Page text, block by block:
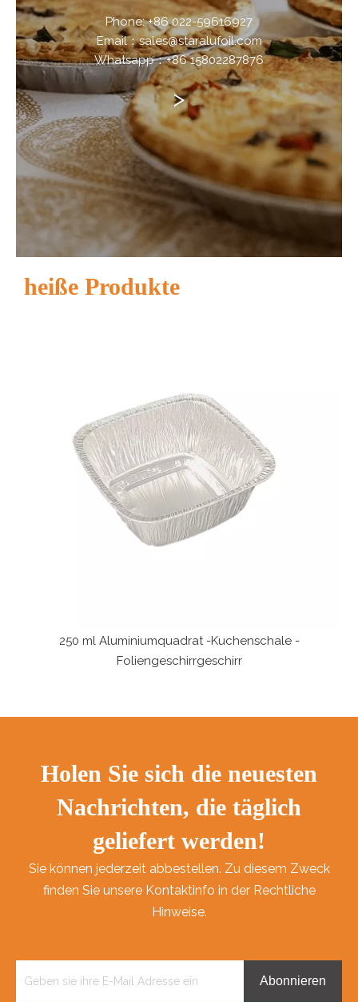
Phone: +86 022-59616927
Email：sales@staralufoil.com
Whatsapp：+86 15802287876
>
heiße Produkte
250 ml Aluminiumquadrat -Kuchenschale -
Foliengeschirrgeschirr
Holen Sie sich die neuesten
Nachrichten, die täglich
geliefert werden!
Sie können jederzeit abbestellen. Zu diesem Zweck
finden Sie unsere Kontaktinfo in der Rechtliche
Hinweise.
Abonnieren